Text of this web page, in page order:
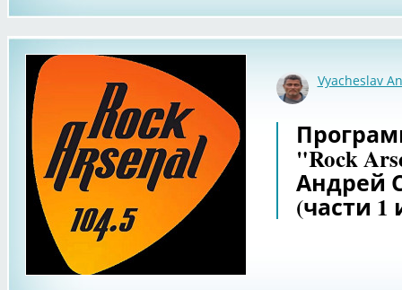
Vyacheslav
"Rock
Андрей
(части 1